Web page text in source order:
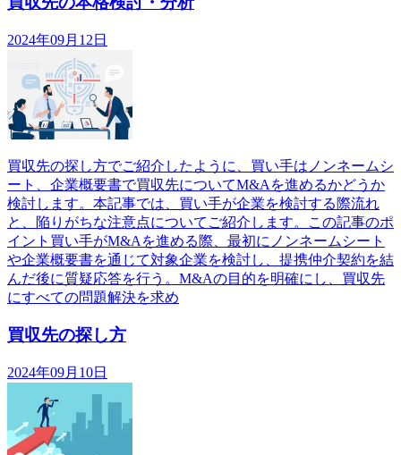
2024年09月12日
買収先の探し方でご紹介したように、買い手はノンネームシ
ート、企業概要書で買収先についてM&Aを進めるかどうか
検討します。本記事では、買い手が企業を検討する際流れ
と、陥りがちな注意点についてご紹介します。この記事のポ
イント買い手がM&Aを進める際、最初にノンネームシート
や企業概要書を通じて対象企業を検討し、提携仲介契約を結
んだ後に質疑応答を行う。M&Aの目的を明確にし、買収先
にすべての問題解決を求め
買収先の探し方
2024年09月10日